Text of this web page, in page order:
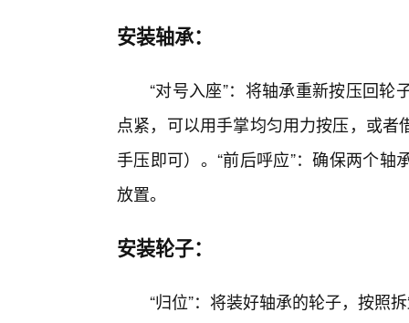
安装轴承：
“对号入座”：将轴承重新按压回
点紧，可以用手掌均匀用力按压，或
手压即可）。“前后呼应”：确保两个
放置。
安装轮子：
“归位”：将装好轴承的轮子，按照